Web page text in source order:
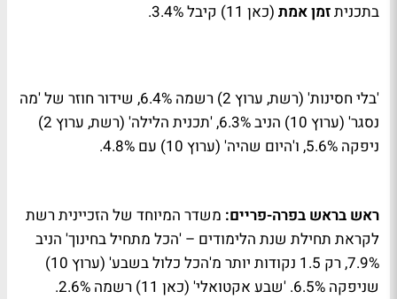
בתכניתזמן אמת (כאן 11) קיבל 3.4%.
'בלי חסינות' (רשת, ערוץ 2) רשמה 6.4%, שידור חוזר של 'מה
נסגר' (ערוץ 10) הניב 6.3%, 'תכנית הלילה' (רשת, ערוץ 2)
ניפקה 5.6%, ו'היום שהיה' (ערוץ 10) עם 4.8%.
ראש בראש בפרה-פריים: משדר המיוחד של הזכיינית רשת
לקראת תחילת שנת הלימודים – 'הכל מתחיל בחינוך' הניב
7.9%, רק 1.5 נקודות יותר מ'הכל כלול בשבע' (ערוץ 10)
שניפקה 6.5%. 'שבע אקטואלי' (כאן 11) רשמה 2.6%.